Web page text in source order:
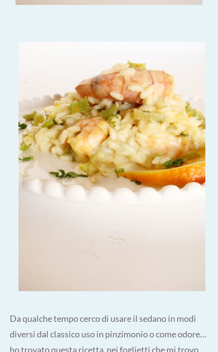
Da qualche tempo cerco di usare il sedano in modi
diversi dal classico uso in pinzimonio o come odore…
ho trovato questa ricetta nei foglietti che mi trovo